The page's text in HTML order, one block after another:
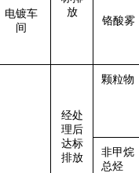
放
电镀车
间
铬酸雾
经处
理后
达标
排放
颗粒物
非甲烷
总烃